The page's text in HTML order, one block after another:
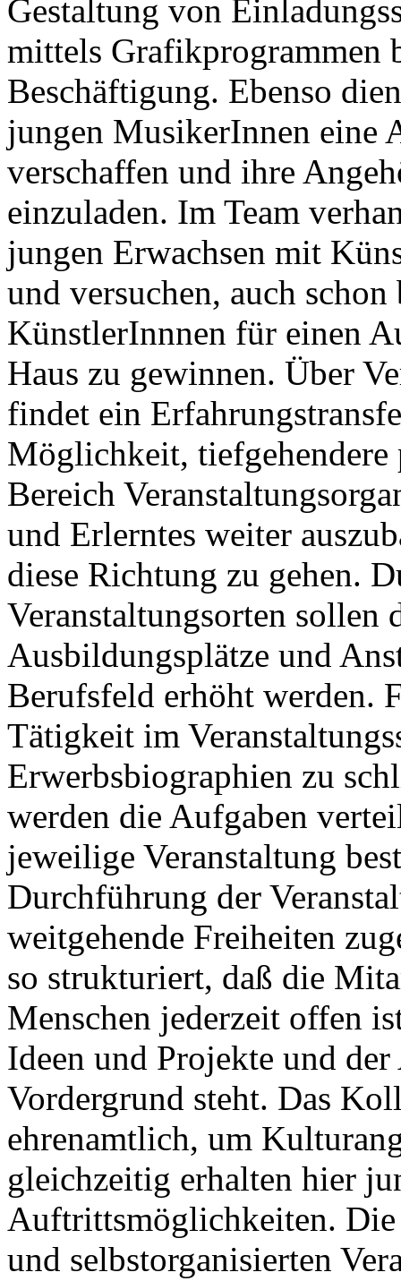
Gestaltung von
mittels Grafikprogrammen
Beschäftigung. Ebenso
jungen MusikerInnen eine
verschaffen und ihre
einzuladen. Im Team
jungen Erwachsen mit
und versuchen, auch
KünstlerInnnen für einen
Haus zu gewinnen. Über
findet ein
Möglichkeit,
Bereich
und Erlerntes weiter
diese Richtung zu gehen.
Veranstaltungsorten sollen
Ausbildungsplätze und
Berufsfeld erhöht werden.
Tätigkeit im
Erwerbsbiographien zu
werden die Aufgaben
jeweilige Veranstaltung
Durchführung der
weitgehende Freiheiten
so strukturiert, daß die
Menschen jederzeit offen
Ideen und Projekte und
Vordergrund steht. Das
ehrenamtlich, um
gleichzeitig erhalten hier
Auftrittsmöglichkeiten. Die
und selbstorganisierten